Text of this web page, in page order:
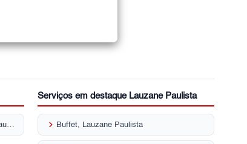
Rua Conselheiro Moreira De Barros, Lauzane Paulista
Serviços em destaque Lauzane Paulista
keyboard_arrow_right Buffet, Lauzane Paulista